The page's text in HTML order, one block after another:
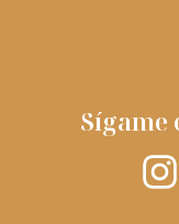
Sígame